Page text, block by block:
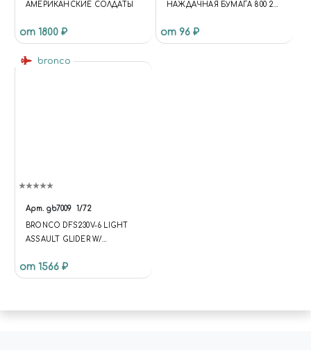
АМЕРИКАНСКИЕ СОЛДАТЫ
от 1800 ₽
НАЖДАЧНАЯ БУМАГА 800 2
от 96 ₽
bronco
Арт. gb7009 1/72
BRONCO DFS230V-6 LIGHT
ASSAULT GLIDER W/
от 1566 ₽